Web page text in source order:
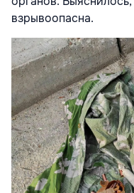
взрывоопасна.